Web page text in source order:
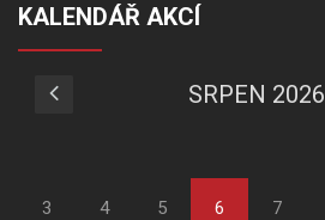
KALENDÁŘ AKCÍ
SRPEN 2026
3 4 5 6 7